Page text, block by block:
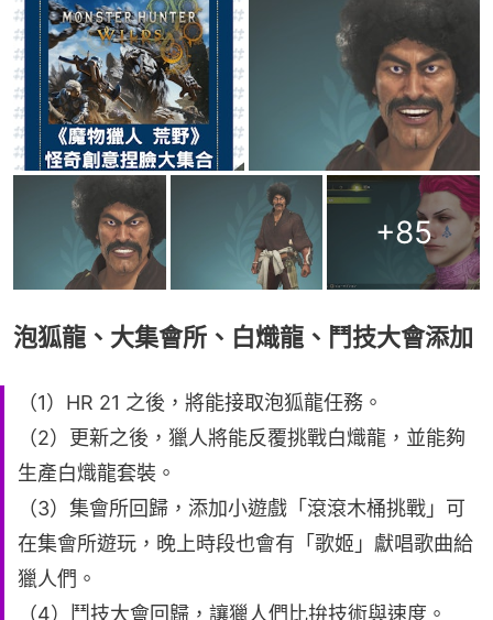
+85
泡狐龍、大集會所、白熾龍、鬥技大會添加
（1）HR 21 之後，將能接取泡狐龍任務。
（2）更新之後，獵人將能反覆挑戰白熾龍，並能夠
生產白熾龍套裝。
（3）集會所回歸，添加小遊戲「滾滾木桶挑戰」可
在集會所遊玩，晚上時段也會有「歌姬」獻唱歌曲給
獵人們。
（4）鬥技大會回歸，讓獵人們比拚技術與速度。